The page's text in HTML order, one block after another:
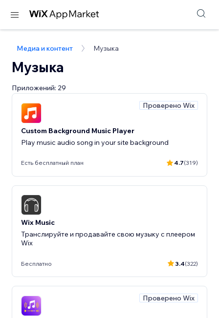
Медиа и контент Музыка
Музыка
Приложений: 29
Проверено Wix
Custom Background Music Player
Play music audio song in your site background
Есть бесплатный план 4.7(319)
Wix Music
Транслируйте и продавайте свою музыку с плеером
Wix
Бесплатно 3.4(322)
Проверено Wix